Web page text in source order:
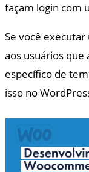
façam login com
Se você
aos usuários que
específico de
isso no